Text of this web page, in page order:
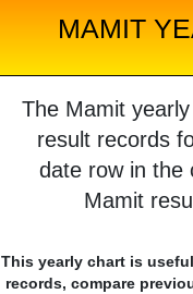
MAMIT
The Mamit
result records
date row in the
Mamit
This yearly chart is
records, compare